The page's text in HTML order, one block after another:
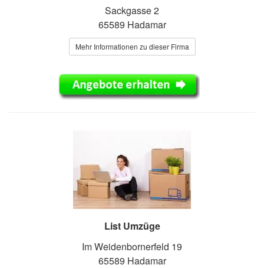
Sackgasse 2
65589 Hadamar
Mehr Informationen zu dieser Firma
List Umzüge
Im Weidenbornerfeld 19
65589 Hadamar